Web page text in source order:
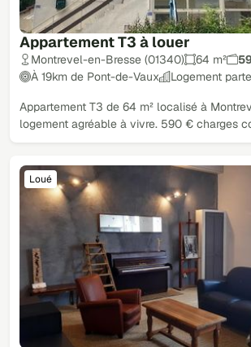
Appartement T3 à louer
Montrevel-en-Bresse (01340) 64 m²
À 19km de Pont-de-Vaux
Logement
Appartement T3 de 64 m² localisé à
logement agréable à vivre. 590 € charges
Loué